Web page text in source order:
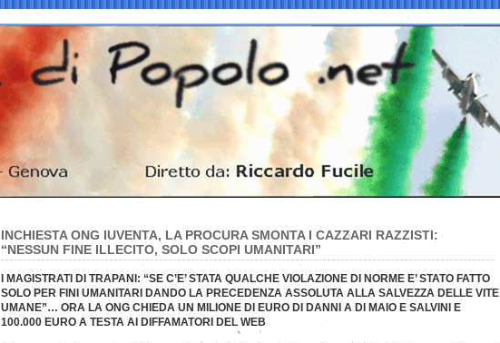
INCHIESTA ONG IUVENTA, LA PROCURA SMONTA I CAZZARI RAZZISTI:
“NESSUN FINE ILLECITO, SOLO SCOPI UMANITARI”
I MAGISTRATI DI TRAPANI: “SE C’E’ STATA QUALCHE VIOLAZIONE DI NORME E’ STATO FATTO
SOLO PER FINI UMANITARI DANDO LA PRECEDENZA ASSOLUTA ALLA SALVEZZA DELLE VITE
UMANE”… ORA LA ONG CHIEDA UN MILIONE DI EURO DI DANNI A DI MAIO E SALVINI E
100.000 EURO A TESTA AI DIFFAMATORI DEL WEB